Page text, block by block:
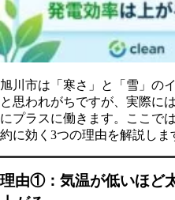
7-2. 理由②：「本設の電
施工できる
7-3. 理由③：正規の電気
7-4. 理由④：補助金申請
8. まとめ：旭川市の太
果がある
旭川市は「寒さ」と「雪」の
と思われがちですが、実際に
にプラスに働きます。ここで
約に効く3つの理由を解説しま
理由①：気温が低いほど